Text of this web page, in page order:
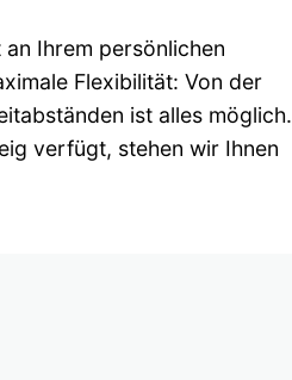
Ihrem persönlichen
Flexibilität: Von der
ist alles möglich.
verfügt, stehen wir Ihnen